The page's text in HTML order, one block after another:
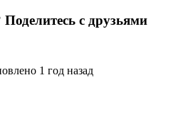
с друзьями
1 год назад